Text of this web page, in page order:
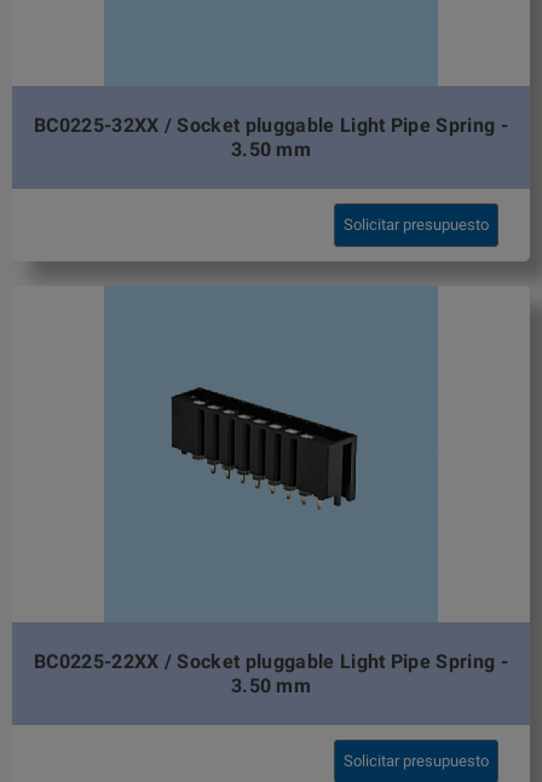
BC0225-32XX / Socket pluggable Light Pipe Spring -
3.50 mm
Solicitar presupuesto
BC0225-22XX / Socket pluggable Light Pipe Spring -
3.50 mm
Solicitar presupuesto